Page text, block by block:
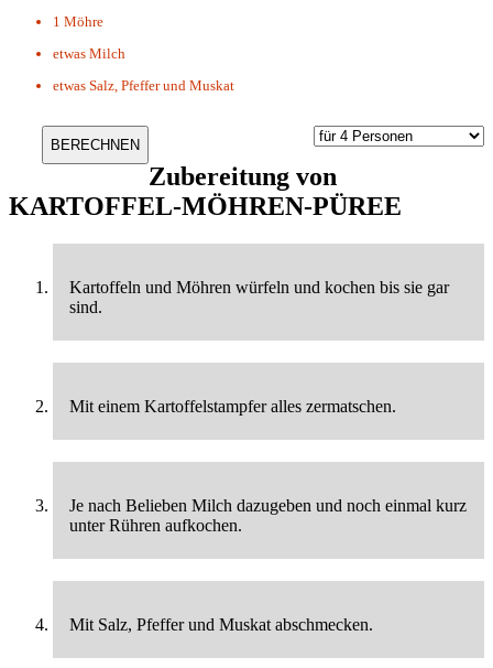
1 Möhre
etwas Milch
etwas Salz, Pfeffer und Muskat
Zubereitung von
KARTOFFEL-MÖHREN-PÜREE
Kartoffeln und Möhren würfeln und kochen bis sie gar
sind.
Mit einem Kartoffelstampfer alles zermatschen.
Je nach Belieben Milch dazugeben und noch einmal kurz
unter Rühren aufkochen.
Mit Salz, Pfeffer und Muskat abschmecken.